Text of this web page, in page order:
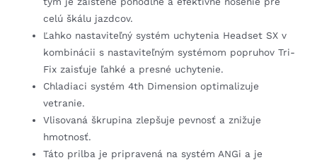
celú škálu jazdcov.
Ľahko nastaviteľný systém uchytenia Headset SX v
kombinácii s nastaviteľným systémom popruhov Tri-
Fix zaisťuje ľahké a presné uchytenie.
Chladiaci systém 4th Dimension optimalizuje
vetranie.
Vlisovaná škrupina zlepšuje pevnosť a znižuje
hmotnosť.
Táto prilba je pripravená na systém ANGi a je